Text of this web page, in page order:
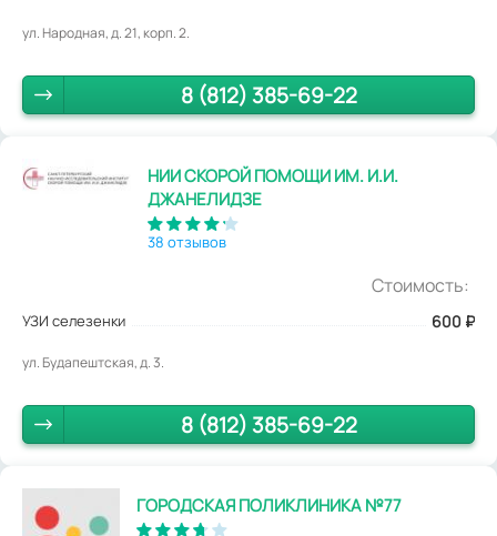
ул. Народная, д. 21, корп. 2.
8 (812) 385-69-22
НИИ СКОРОЙ ПОМОЩИ ИМ. И.И.
ДЖАНЕЛИДЗЕ
38 отзывов
Стоимость:
УЗИ селезенки 600 ₽
ул. Будапештская, д. 3.
8 (812) 385-69-22
ГОРОДСКАЯ ПОЛИКЛИНИКА №77